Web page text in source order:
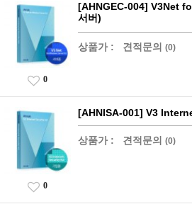
[AHNGEC-004] V3Net
서버)
상품가 : 견적문의 (0)
0
[AHNISA-001] V3
상품가 : 견적문의 (0)
0